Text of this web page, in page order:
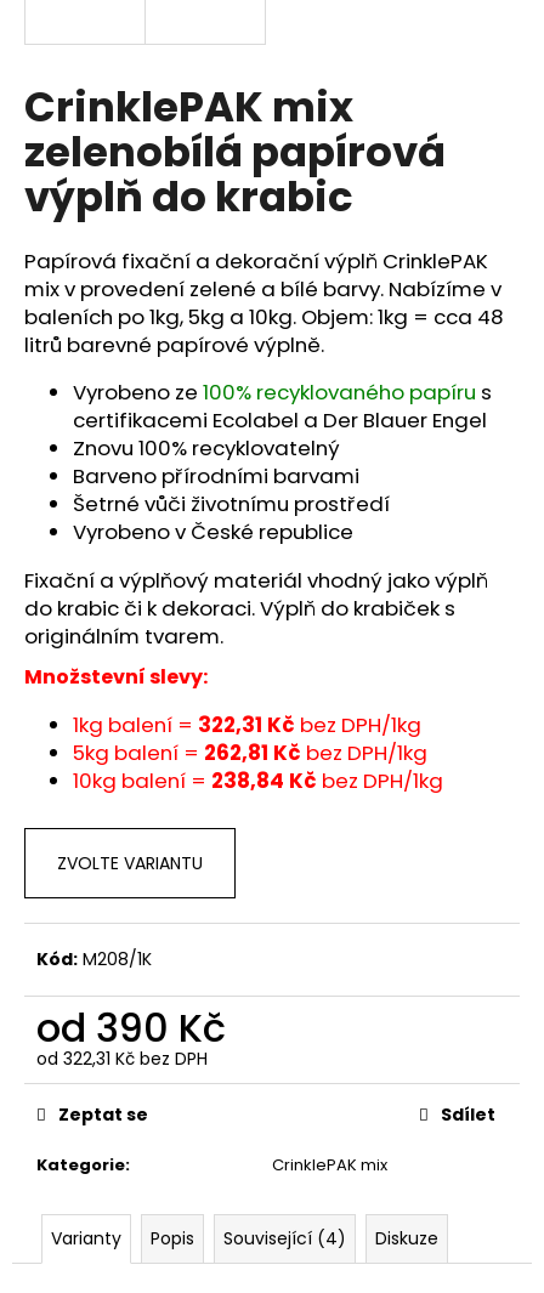
CrinklePAK mix
zelenobílá papírová
výplň do krabic
Papírová fixační a dekorační výplň CrinklePAK
mix v provedení zelené a bílé barvy. Nabízíme v
baleních po 1kg, 5kg a 10kg. Objem: 1kg = cca 48
litrů barevné papírové výplně.
Vyrobeno ze 100% recyklovaného papíru s
certifikacemi Ecolabel a Der Blauer Engel
Znovu 100% recyklovatelný
Barveno přírodními barvami
Šetrné vůči životnímu prostředí
Vyrobeno v České republice
Fixační a výplňový materiál vhodný jako výplň
do krabic či k dekoraci. Výplň do krabiček s
originálním tvarem.
Množstevní slevy:
1kg balení = 322,31 Kč bez DPH/1kg
5kg balení = 262,81 Kč bez DPH/1kg
10kg balení = 238,84 Kč bez DPH/1kg
ZVOLTE VARIANTU
Kód: M208/1K
od 390 Kč
od 322,31 Kč bez DPH
Měrná
cena:
Kategorie: CrinklePAK mix
Zeptat se Sdílet
Varianty Popis Související (4) Diskuze
í
t
?
HLEDAT
u
j
e
m
e